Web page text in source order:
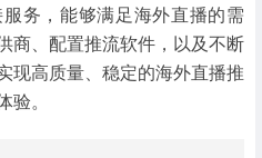
务，能够满足海外直播的需
商、配置推流软件，以及不断
现高质量、稳定的海外直播推
验。